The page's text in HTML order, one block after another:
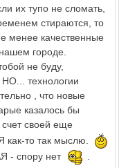
их тупо не сломать,
стираются, то
менее качественные
городе.
не буду,
технологии
, что новые
казалось бы
своей еще
как-то так мыслю.
- спору нет
.